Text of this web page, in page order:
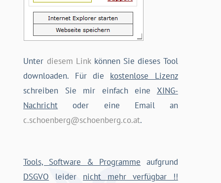
Unter diesem Linkkönnen Sie dieses Tool
downloaden. Für die kostenlose Lizenz
schreiben Sie mir einfach eine XING-
Nachricht oder eine Email an
c.schoenberg@schoenberg.co.at.
Tools, Software & Programme aufgrund
DSGVO leider nicht mehr verfügbar !!